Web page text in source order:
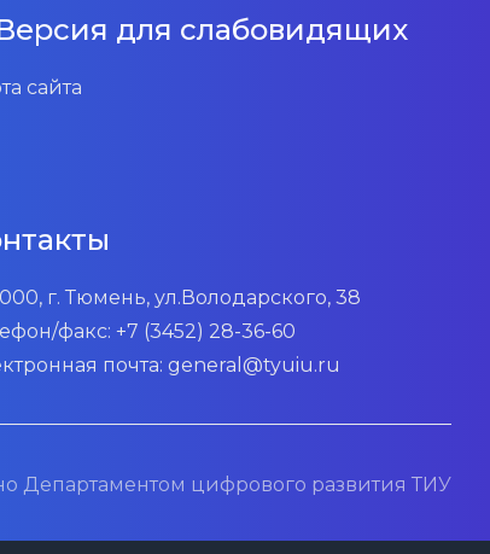
для слабовидящих
сайта
г. Тюмень, ул.Володарского, 38
факс:+7 (3452) 28-36-60
почта:general@tyuiu.ru
Департаментом цифрового развития ТИУ